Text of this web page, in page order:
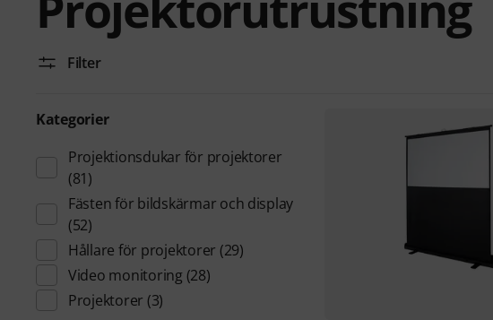
Filter
Kategorier
Projektionsdukar för projektorer
(81)
Fästen för bildskärmar och display
(52)
Hållare för projektorer (29)
Video monitoring (28)
Projektorer (3)